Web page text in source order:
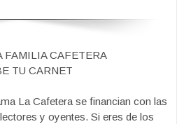
FAMILIA CAFETERA
TU CARNET
La Cafetera se financian con las
y oyentes. Si eres de los